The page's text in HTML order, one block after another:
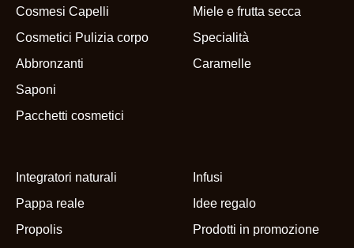
Cosmesi Capelli
Cosmetici Pulizia corpo
Abbronzanti
Saponi
Pacchetti cosmetici
Miele e frutta secca
Specialità
Caramelle
Integratori naturali
Pappa reale
Propolis
Infusi
Idee regalo
Prodotti in promozione